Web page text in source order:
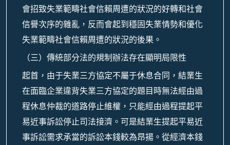
會招致失業範疇社會信賴周遭的狀況的好轉和社會
信譽次序的雜亂，反而會起到穩固失業情勢和優化
失業範疇社會信賴周遭的狀況的後果。
（三）傳統部分法的規制辦法存在顯明局限性
起首，由于失業三方協定不屬于休息合同，結業生
在面臨企業違背失業三方協定的題目時無法經由過
程休息仲裁的道路停止維權，只能經由過程提起平
易近事訴訟停止司法接濟。可是結業生提起平易近
事訴訟需求承當的訴訟本錢較為昂揚。從經濟本錢